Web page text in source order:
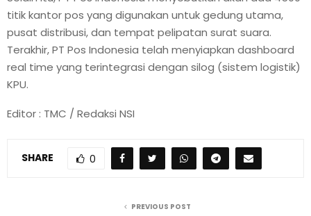
titik kantor pos yang digunakan untuk gedung utama,
pusat distribusi, dan tempat pelipatan surat suara.
Terakhir, PT Pos Indonesia telah menyiapkan dashboard
real time yang terintegrasi dengan silog (sistem logistik)
KPU.
Editor : TMC / Redaksi NSI
SHARE 0
PREVIOUS POST